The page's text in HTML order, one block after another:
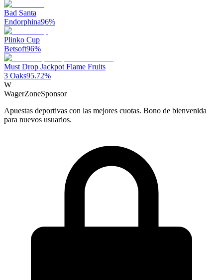
Bad Santa
Endorphina96%
Plinko Cup
Betsoft96%
Must Drop Jackpot Flame Fruits
3 Oaks95.72%
W
WagerZoneSponsor
Apuestas deportivas con las mejores cuotas. Bono de bienvenida
para nuevos usuarios.